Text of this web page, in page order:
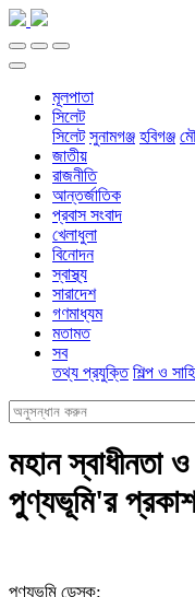
মূলপাতা
সিলেট
সিলেট সুনামগঞ্জ হবিগঞ্জ
জাতীয়
রাজনীতি
আন্তর্জাতিক
প্রবাস সংবাদ
খেলাধুলা
বিনোদন
স্বাস্থ্য
সারাদেশ
গণমাধ্যম
মতামত
সব
তথ্য প্রযুক্তি শিল্প ও
মহান স্বাধীনতা
পুণ্যভূমি'র
পুণ্যভূমি ডেস্ক: